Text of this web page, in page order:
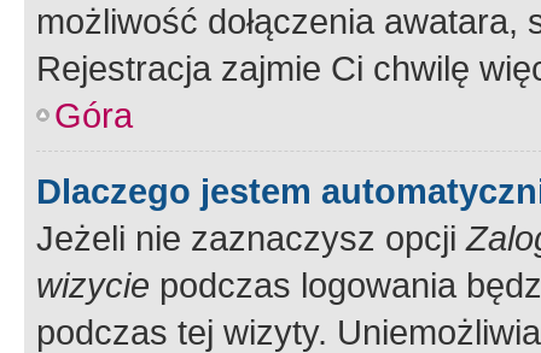
możliwość dołączenia
Rejestracja zajmie Ci chwilę
Góra
Dlaczego jestem
Jeżeli nie zaznaczysz opcji
wizycie podczas logowania
podczas tej wizyty.